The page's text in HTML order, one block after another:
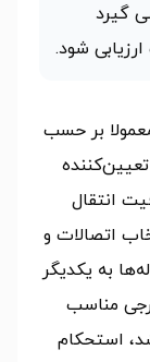
گیرد
شود.
بر حسب
انتقال
اتصالات و
به یکدیگر
مناسب
استحکام